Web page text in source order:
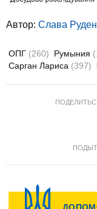
Автор: Слава
ОПГ (260) Румыния
Сарган Лариса (397)